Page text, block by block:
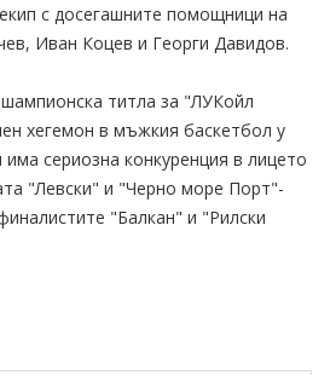
с досегашните помощници на
Иван Коцев и Георги Давидов.
титла за "ЛУКойл
хегемон в мъжкия баскетбол у
сериозна конкуренция в лицето
"Левски" и "Черно море Порт"-
"Балкан" и "Рилски